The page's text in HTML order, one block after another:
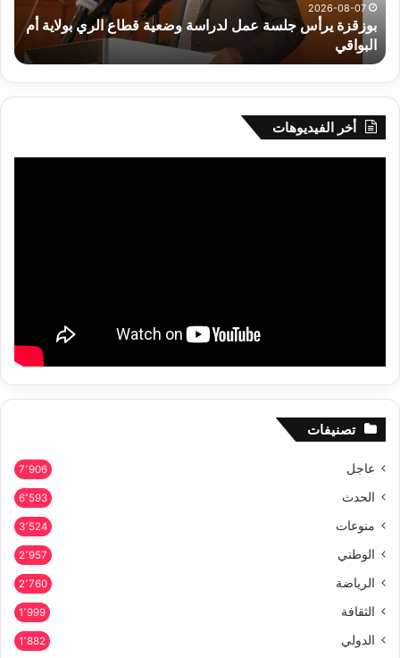
الري
بولاية
البواقي
2026-08-07
بوزقزة يرأس جلسة عمل لدراسة وضعية قطاع الري بولاية أم
البواقي
أخر الفيديوهات
تصنيفات
عاجل 7٬906
الحدث 6٬593
منوعات 3٬524
الوطني 2٬957
الرياضة 2٬760
الثقافة 1٬999
الدولي 1٬882